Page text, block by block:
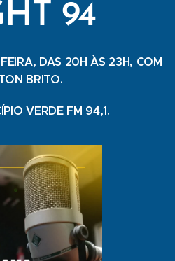
94
DAS 20H ÀS 23H, COM
BRITO.
VERDE FM 94,1.